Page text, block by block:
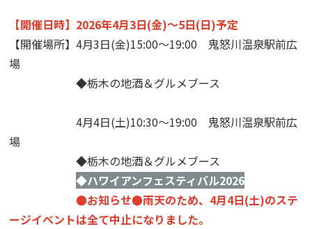
【開催日時】2026年4月3日(金)～5日(日)予定
【開催場所】4月3日(金)15:00～19:00 鬼怒川温泉駅前広
場
◆栃木の地酒＆グルメブース
4月4日(土)10:30～19:00 鬼怒川温泉駅前広
場
◆栃木の地酒＆グルメブース
◆ハワイアンフェスティバル2026
●お知らせ●雨天のため、4月4日(土)のステ
ージイベントは全て中止になりました。